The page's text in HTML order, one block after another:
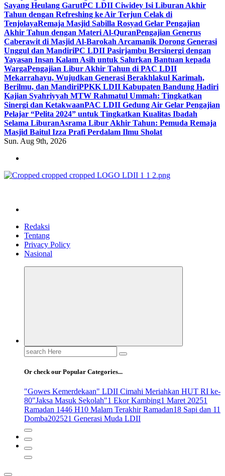
Sayang Heulang GarutPC LDII Ciwidey Isi Liburan Akhir
Tahun dengan Refreshing ke Air Terjun Celak di
TenjolayaRemaja Masjid Sabilla Rosyad Gelar Pengajian
Akhir Tahun dengan Materi Al-QuranPengajian Generus
Caberawit di Masjid Al-Barokah Arcamanik Dorong Generasi
Unggul dan MandiriPC LDII Pasirjambu Bersinergi dengan
Yayasan Insan Kalam Asih untuk Salurkan Bantuan kepada
WargaPengajian Libur Akhir Tahun di PAC LDII
Mekarrahayu, Wujudkan Generasi Berakhlakul Karimah,
Berilmu, dan MandiriPPKK LDII Kabupaten Bandung Hadiri
Kajian Syahriyyah MTW Rahmatul Ummah: Tingkatkan
Sinergi dan KetakwaanPAC LDII Gedung Air Gelar Pengajian
Pelajar “Pelita 2024” untuk Tingkatkan Kualitas Ibadah
Selama LiburanAsrama Libur Akhir Tahun: Pemuda Remaja
Masjid Baitul Izza Prafi Perdalam Ilmu Sholat
Sun. Aug 9th, 2026
Redaksi
Tentang
Privacy Policy
Nasional
Search
for:
Or check our Popular Categories...
"Gowes Kemerdekaan" LDII Cimahi Meriahkan HUT RI ke-
80"Jaksa Masuk Sekolah"1 Ekor Kambing1 Maret 20251
Ramadan 1446 H10 Malam Terakhir Ramadan18 Sapi dan 11
Domba202521 Generasi Muda LDII